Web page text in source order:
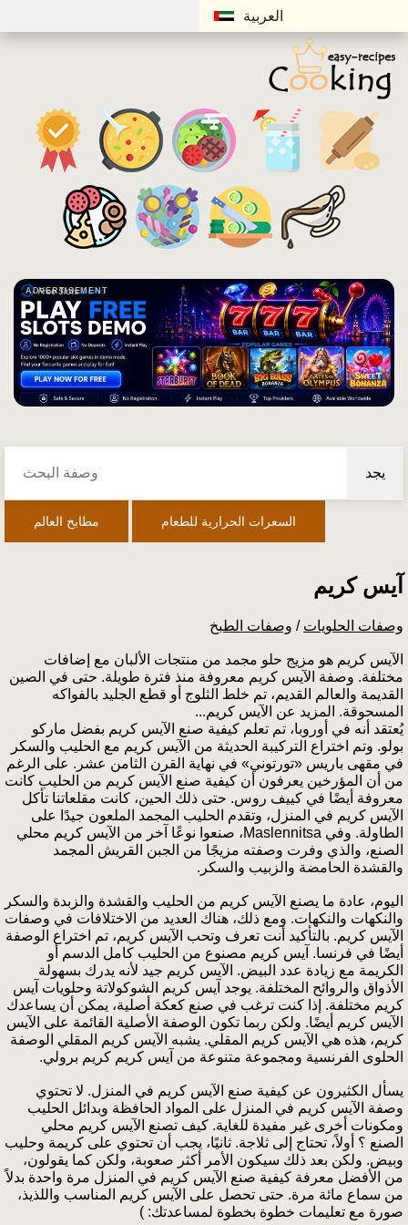
العربية
ADVERTISEMENT
يجد
مطابخ العالم السعرات الحرارية للطعام
آيس كريم
وصفات الطبخ / وصفات الحلويات
الآيس كريم هو مزيج حلو مجمد من منتجات الألبان مع إضافات
مختلفة. وصفة الآيس كريم معروفة منذ فترة طويلة. حتى في الصين
القديمة والعالم القديم، تم خلط الثلوج أو قطع الجليد بالفواكه
المسحوقة. المزيد عن الآيس كريم...
يُعتقد أنه في أوروبا، تم تعلم كيفية صنع الآيس كريم بفضل ماركو
بولو. وتم اختراع التركيبة الحديثة من الآيس كريم مع الحليب والسكر
في مقهى باريس «تورتوني» في نهاية القرن الثامن عشر. على الرغم
من أن المؤرخين يعرفون أن كيفية صنع الآيس كريم من الحليب كانت
معروفة أيضًا في كييف روس. حتى ذلك الحين، كانت مقلعاتنا تأكل
الآيس كريم في المنزل، وتقدم الحليب المجمد الملعون جيدًا على
الطاولة. وفي Maslennitsa، صنعوا نوعًا آخر من الآيس كريم محلي
الصنع، والذي وفرت وصفته مزيجًا من الجبن القريش المجمد
والقشدة الحامضة والزبيب والسكر.
اليوم، عادة ما يصنع الآيس كريم من الحليب والقشدة والزبدة والسكر
والنكهات والنكهات. ومع ذلك، هناك العديد من الاختلافات في وصفات
الآيس كريم. بالتأكيد أنت تعرف وتحب الآيس كريم، تم اختراع الوصفة
أيضًا في فرنسا. آيس كريم مصنوع من الحليب كامل الدسم أو
الكريمة مع زيادة عدد البيض. الآيس كريم جيد لأنه يدرك بسهولة
الأذواق والروائح المختلفة. يوجد آيس كريم الشوكولاتة وحلويات آيس
كريم مختلفة. إذا كنت ترغب في صنع كعكة أصلية، يمكن أن يساعدك
الآيس كريم أيضًا. ولكن ربما تكون الوصفة الأصلية القائمة على الآيس
كريم، هذه هي الآيس كريم المقلي. يشبه الآيس كريم المقلي الوصفة
الحلوى الفرنسية ومجموعة متنوعة من آيس كريم كريم برولي.
يسأل الكثيرون عن كيفية صنع الآيس كريم في المنزل. لا تحتوي
وصفة الآيس كريم في المنزل على المواد الحافظة وبدائل الحليب
ومكونات أخرى غير مفيدة للغاية. كيف تصنع الآيس كريم محلي
الصنع ؟ أولاً، تحتاج إلى ثلاجة. ثانيًا، يجب أن تحتوي على كريمة وحليب
وبيض. ولكن بعد ذلك سيكون الأمر أكثر صعوبة، ولكن كما يقولون،
من الأفضل معرفة كيفية صنع الآيس كريم في المنزل مرة واحدة بدلاً
من سماع مائة مرة. حتى تحصل على الآيس كريم المناسب واللذيذ،
صورة مع تعليمات خطوة بخطوة لمساعدتك: )